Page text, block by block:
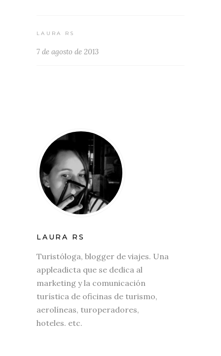
LAURA RS
7 de agosto de 2013
LAURA RS
Turistóloga, blogger de viajes. Una
appleadicta que se dedica al
marketing y la comunicación
turística de oficinas de turismo,
aerolíneas, turoperadores,
hoteles. etc.